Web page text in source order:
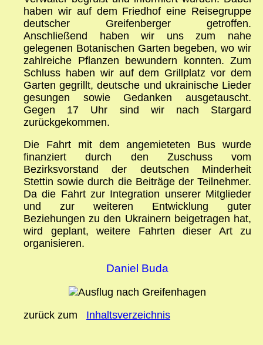
haben wir auf dem Friedhof eine Reisegruppe
deutscher Greifenberger getroffen.
Anschließend haben wir uns zum nahe
gelegenen Botanischen Garten begeben, wo wir
zahlreiche Pflanzen bewundern konnten. Zum
Schluss haben wir auf dem Grillplatz vor dem
Garten gegrillt, deutsche und ukrainische Lieder
gesungen sowie Gedanken ausgetauscht.
Gegen 17 Uhr sind wir nach Stargard
zurückgekommen.
Die Fahrt mit dem angemieteten Bus wurde
finanziert durch den Zuschuss vom
Bezirksvorstand der deutschen Minderheit
Stettin sowie durch die Beiträge der Teilnehmer.
Da die Fahrt zur Integration unserer Mitglieder
und zur weiteren Entwicklung guter
Beziehungen zu den Ukrainern beigetragen hat,
wird geplant, weitere Fahrten dieser Art zu
organisieren.
Daniel Buda
zurück zum Inhaltsverzeichnis